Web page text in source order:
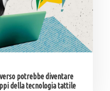
potrebbe diventare
della tecnologia tattile